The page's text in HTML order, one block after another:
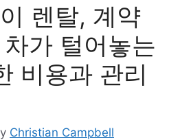
렌탈, 계약
가 털어놓는
비용과 관리
Christian Campbell